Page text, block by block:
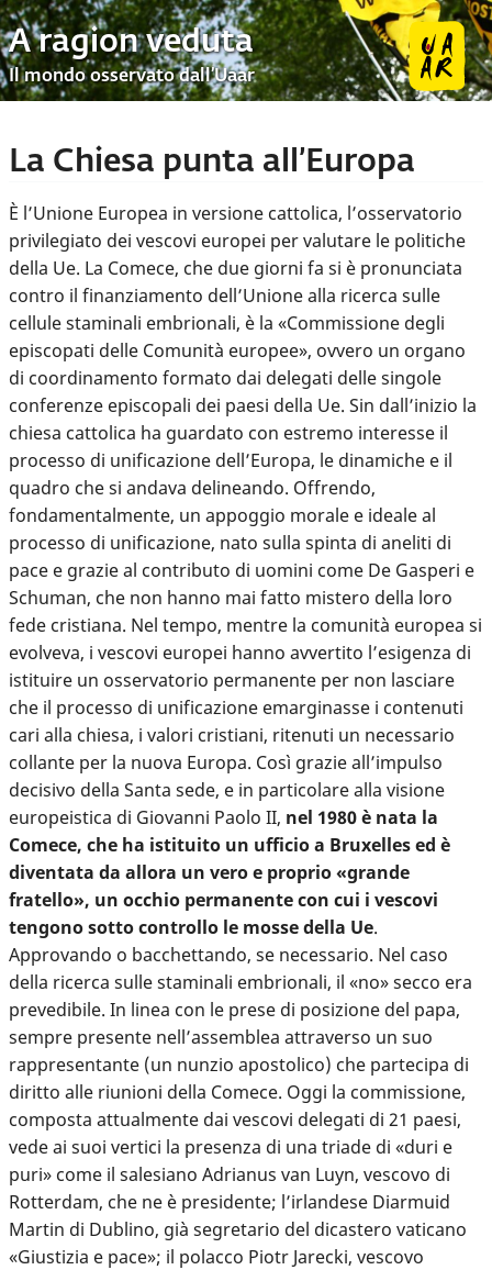
A ragion veduta
Il mondo osservato dall’Uaar
La Chiesa punta all’Europa
È l’Unione Europea in versione cattolica, l’osservatorio
privilegiato dei vescovi europei per valutare le politiche
della Ue. La Comece, che due giorni fa si è pronunciata
contro il finanziamento dell’Unione alla ricerca sulle
cellule staminali embrionali, è la «Commissione degli
episcopati delle Comunità europee», ovvero un organo
di coordinamento formato dai delegati delle singole
conferenze episcopali dei paesi della Ue. Sin dall’inizio la
chiesa cattolica ha guardato con estremo interesse il
processo di unificazione dell’Europa, le dinamiche e il
quadro che si andava delineando. Offrendo,
fondamentalmente, un appoggio morale e ideale al
processo di unificazione, nato sulla spinta di aneliti di
pace e grazie al contributo di uomini come De Gasperi e
Schuman, che non hanno mai fatto mistero della loro
fede cristiana. Nel tempo, mentre la comunità europea si
evolveva, i vescovi europei hanno avvertito l’esigenza di
istituire un osservatorio permanente per non lasciare
che il processo di unificazione emarginasse i contenuti
cari alla chiesa, i valori cristiani, ritenuti un necessario
collante per la nuova Europa. Così grazie all’impulso
decisivo della Santa sede, e in particolare alla visione
europeistica di Giovanni Paolo II, nel 1980 è nata la
Comece, che ha istituito un ufficio a Bruxelles ed è
diventata da allora un vero e proprio «grande
fratello», un occhio permanente con cui i vescovi
tengono sotto controllo le mosse della Ue.
Approvando o bacchettando, se necessario. Nel caso
della ricerca sulle staminali embrionali, il «no» secco era
prevedibile. In linea con le prese di posizione del papa,
sempre presente nell’assemblea attraverso un suo
rappresentante (un nunzio apostolico) che partecipa di
diritto alle riunioni della Comece. Oggi la commissione,
composta attualmente dai vescovi delegati di 21 paesi,
vede ai suoi vertici la presenza di una triade di «duri e
puri» come il salesiano Adrianus van Luyn, vescovo di
Rotterdam, che ne è presidente; l’irlandese Diarmuid
Martin di Dublino, già segretario del dicastero vaticano
«Giustizia e pace»; il polacco Piotr Jarecki, vescovo